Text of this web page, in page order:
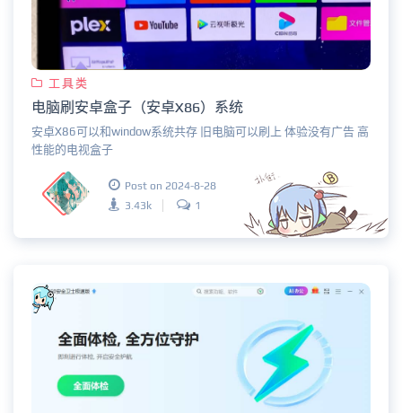
工具类
电脑刷安卓盒子（安卓X86）系统
安卓X86可以和window系统共存 旧电脑可以刷上 体验没有广告 高
性能的电视盒子
Post on 2024-8-28
3.43k
1